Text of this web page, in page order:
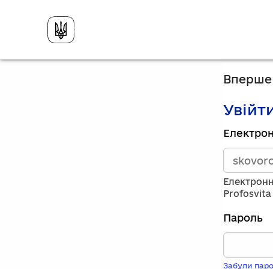
Вперше
адресу
та
пароль.
Якщо
вас
немає
запису,
Profosvita
Пароль
Забули